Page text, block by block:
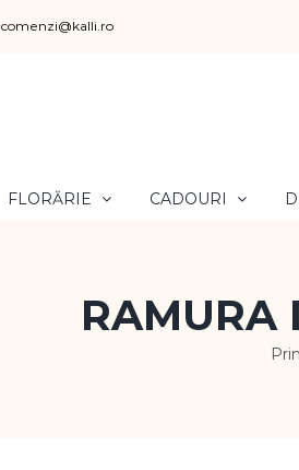
comenzi@kalli.ro
FLORĂRIE CADOURI
RAMURA